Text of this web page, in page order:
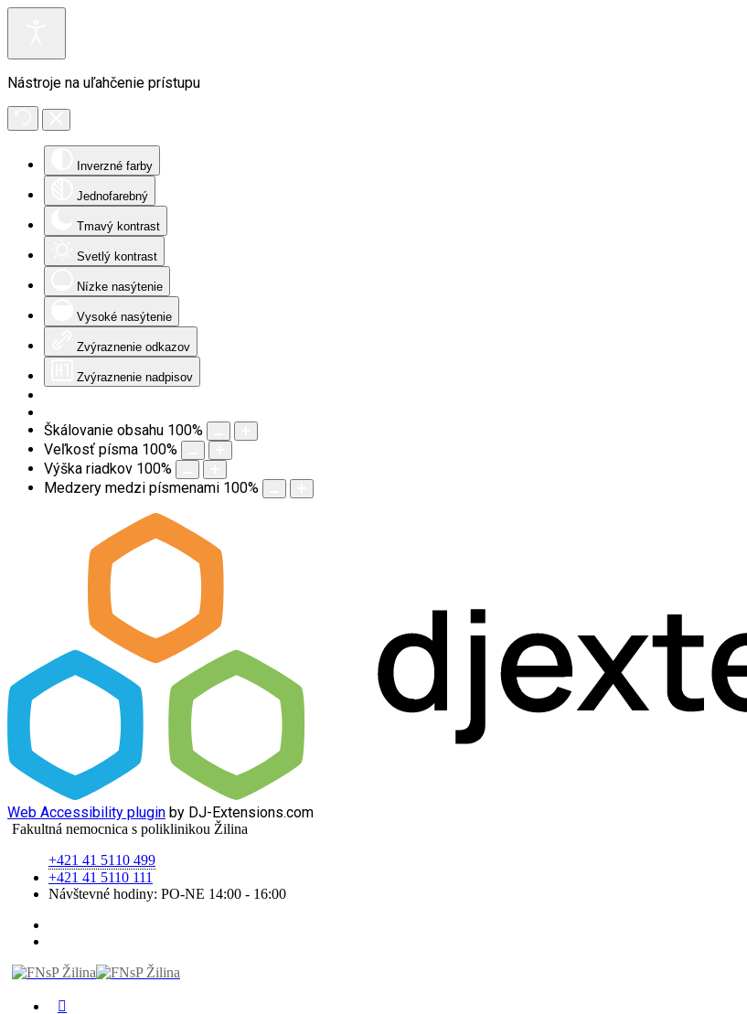
Nástroje na uľahčenie prístupu
Inverzné farby
Jednofarebný
Tmavý kontrast
Svetlý kontrast
Nízke nasýtenie
Vysoké nasýtenie
Zvýraznenie odkazov
Zvýraznenie nadpisov
Škálovanie obsahu 100%
Veľkosť písma 100%
Výška riadkov 100%
Medzery medzi písmenami 100%
Web Accessibility plugin by DJ-Extensions.com
Fakultná nemocnica s poliklinikou Žilina
+421 41 5110 499
+421 41 5110 111
Návštevné hodiny: PO-NE 14:00 - 16:00